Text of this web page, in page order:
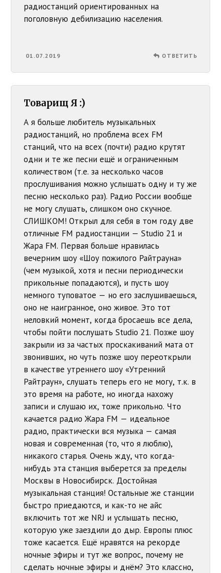
радиостанций ориентированных на
поголовную дебилизацию населения.
01.07.2019 ОТВЕТИТЬ
Товарищ Я :)
А я больше любитель музыкальных
радиостанций, но проблема всех FM
станций, что на всех (почти) радио крутят
одни и те же песни ещё и ограниченным
количеством (т.е. за несколько часов
прослушивания можно услышать одну и ту же
песню несколько раз). Радио России вообще
не могу слушать, слишком оно скучное.
СЛИШКОМ! Открыл для себя в том году две
отличные FM радиостанции — Studio 21 и
Жара FM. Первая больше нравилась
вечерним шоу «Шоу пожилого Райтрауна»
(чем музыкой, хотя и песни периодически
прикольные попадаются), и пусть шоу
немного туповатое — но его заслушиваешься,
оно не наигранное, оно живое. Это тот
неловкий момент, когда бросаешь все дела,
чтобы пойти послушать Studio 21. Позже шоу
закрыли из за частых проскакиваний мата от
звонивших, но чуть позже шоу переоткрыли
в качестве утреннего шоу «Утренний
Райтраун», слушать теперь его не могу, т.к. в
это время на работе, но иногда нахожу
записи и слушаю их, тоже прикольно. Что
качается радио Жара FM — идеальное
радио, практически вся музыка — самая
новая и современная (то, что я люблю),
никакого старья. Очень жду, что когда-
нибудь эта станция выберется за пределы
Москвы в Новосибирск. Достойная
музыкальная станция! Остальные же станции
быстро приедаются, и как-то не айс
включить тот же NRJ и услышать песню,
которую уже заездили до дыр. Европы плюс
тоже касается. Ещё нравятся на рекорде
ночные эфиры и тут же вопрос, почему не
сделать ночные эфиры и днём? Это классно,